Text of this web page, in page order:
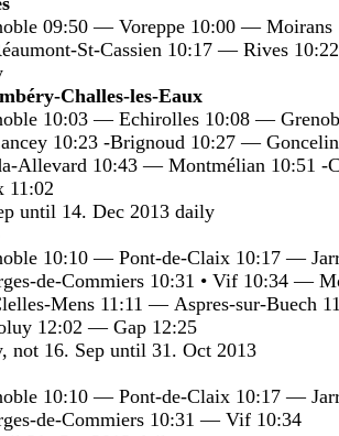
09:50 — Voreppe 10:00 —
St-Cassien 10:17 — Rives 10:22
Challes-les-Eaux
10:03 — Echirolles 10:08 —
10:23 -Brignoud 10:27 —
Allevard 10:43 — Montmélian 10:51 -
11:02
until 14. Dec 2013 daily
10:10 — Pont-de-Claix 10:17 —
de-Commiers 10:31 • Vif 10:34 —
Mens 11:11 — Aspres-sur-Buech
12:02 — Gap 12:25
not 16. Sep until 31. Oct 2013
10:10 — Pont-de-Claix 10:17 —
de-Commiers 10:31 — Vif 10:34